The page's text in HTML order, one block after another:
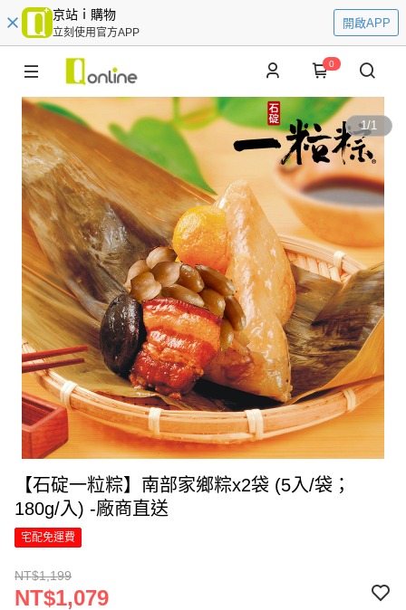
京站ｉ購物
立刻使用官方APP
開啟APP
0
1/1
【石碇一粒粽】南部家鄉粽x2袋 (5入/袋；
180g/入) -廠商直送
宅配免運費
NT$1,199
NT$1,079